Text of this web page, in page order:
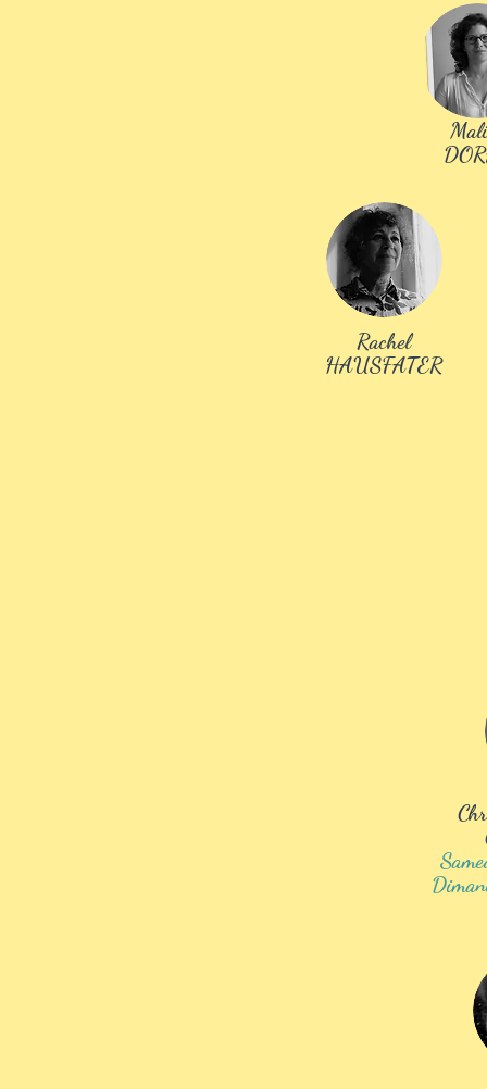
Fiche
Rachel
HAUSFATER